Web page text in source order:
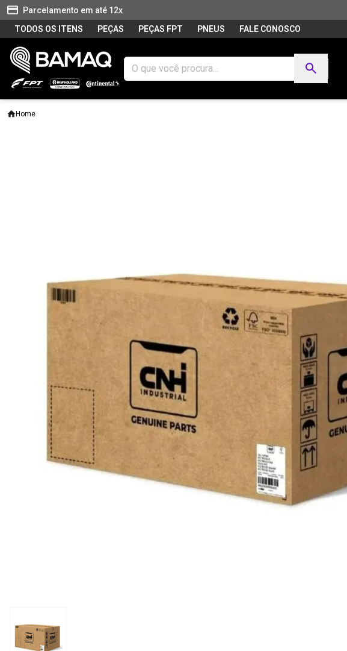
Parcelamento em até 12x
TODOS OS ITENS
PEÇAS PEÇAS FPT PNEUS FALE CONOSCO
Home